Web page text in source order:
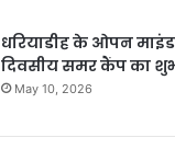
धरियाडीह के ओपन
दिवसीय समर कैंप का
May 10, 2026